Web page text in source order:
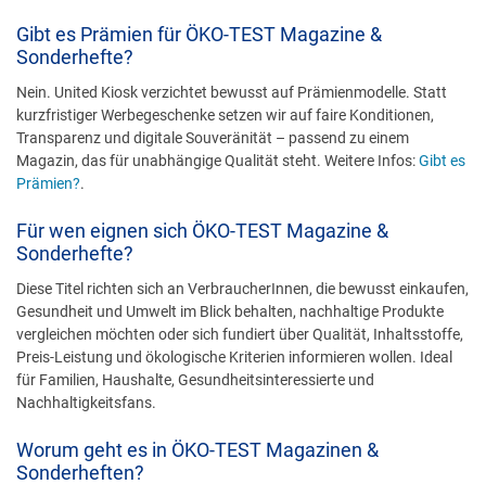
Gibt es Prämien für ÖKO-TEST Magazine &
Sonderhefte?
Nein. United Kiosk verzichtet bewusst auf Prämienmodelle. Statt
kurzfristiger Werbegeschenke setzen wir auf faire Konditionen,
Transparenz und digitale Souveränität – passend zu einem
Magazin, das für unabhängige Qualität steht. Weitere Infos:Gibt es
Prämien?.
Für wen eignen sich ÖKO-TEST Magazine &
Sonderhefte?
Diese Titel richten sich an VerbraucherInnen, die bewusst einkaufen,
Gesundheit und Umwelt im Blick behalten, nachhaltige Produkte
vergleichen möchten oder sich fundiert über Qualität, Inhaltsstoffe,
Preis-Leistung und ökologische Kriterien informieren wollen. Ideal
für Familien, Haushalte, Gesundheitsinteressierte und
Nachhaltigkeitsfans.
Worum geht es in ÖKO-TEST Magazinen &
Sonderheften?